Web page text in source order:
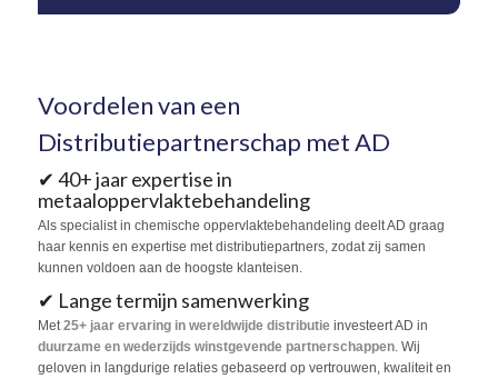
Voordelen van een
Distributiepartnerschap met AD
✔ 40+ jaar expertise in
metaaloppervlaktebehandeling
Als specialist in chemische oppervlaktebehandeling deelt AD graag
haar kennis en expertise met distributiepartners, zodat zij samen
kunnen voldoen aan de hoogste klanteisen.
✔ Lange termijn samenwerking
Met 25+ jaar ervaring in wereldwijde distributieinvesteert AD in
duurzame en wederzijds winstgevende partnerschappen. Wij
geloven in langdurige relaties gebaseerd op vertrouwen, kwaliteit en